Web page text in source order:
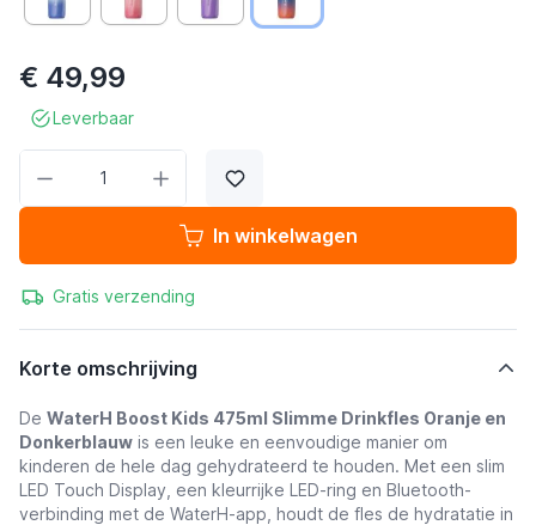
€ 49,99
Leverbaar
In winkelwagen
Gratis verzending
Korte omschrijving
De WaterH Boost Kids 475ml Slimme Drinkfles Oranje en
Donkerblauw is een leuke en eenvoudige manier om
kinderen de hele dag gehydrateerd te houden. Met een slim
LED Touch Display, een kleurrijke LED-ring en Bluetooth-
verbinding met de WaterH-app, houdt de fles de hydratatie in